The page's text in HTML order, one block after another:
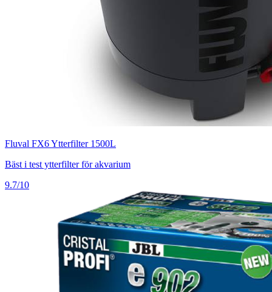
Fluval FX6 Ytterfilter 1500L
Bäst i test ytterfilter för akvarium
9.7/10